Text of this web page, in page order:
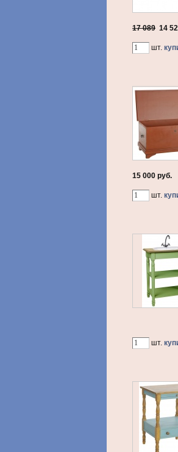
17 089 14
шт.
15 000 руб.
шт.
шт.